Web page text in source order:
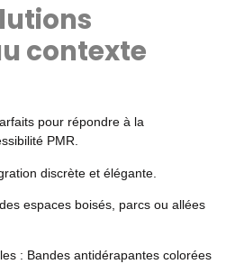
contexte
pour répondre à la
PMR.
discrète et élégante.
espaces boisés, parcs ou allées
: Bandes antidérapantes colorées